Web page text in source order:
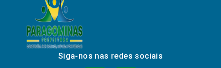
Siga-nos nas redes sociais